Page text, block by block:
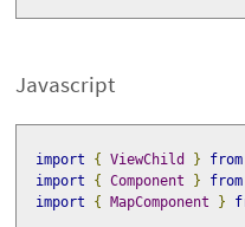
Javascript
import { ViewChild } from
import
{ Component } from
import
{ MapComponent }